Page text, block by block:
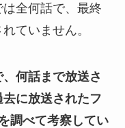
全何話で、最終
ていません。
何話まで放送さ
に放送されたフ
調べて考察してい